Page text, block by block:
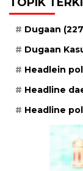
Dugaan
Dugaan
Headlein
Headline
Headline